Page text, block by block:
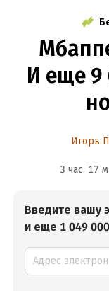
И еще 9
Игорь
3 час. 17
Введите вашу
и еще 1 049